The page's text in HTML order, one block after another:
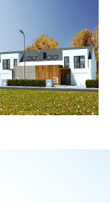
Galeria Miast Dawnych
Filmy
Firmy